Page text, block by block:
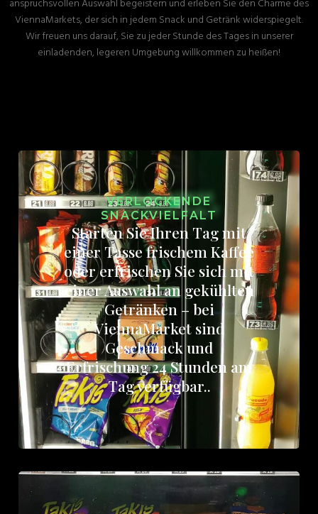
anspruchsvollen Auswahl begeistern und erleben Sie den Charme des
ViennaMarkets, der sich in jedem Snack und Getränk widerspiegelt.
Wir freuen uns darauf, Sie zu jeder Stunde des Tages in unserer
einladenden, legeren Umgebung willkommen zu heißen!
VERLOCKENDE
SNACKVIELFALT
Starten Sie Ihren Tag mit
einer Tasse frischem Kaffee
oder erfrischen Sie sich mit
einer Auswahl an gekühlten
Getränken – bei
ViennaMarket sind
Geschmack und
Erfrischung 24 Stunden am
Tag verfügbar..